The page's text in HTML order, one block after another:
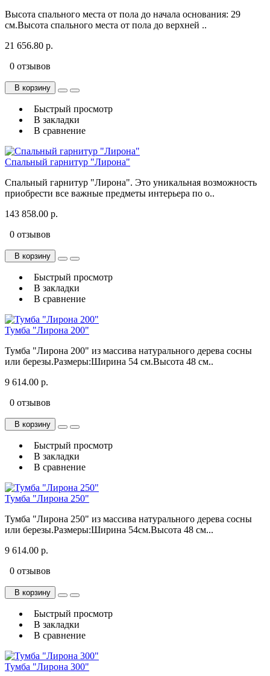
Высота спального места от пола до начала основания: 29
см.Высота спального места от пола до верхней ..
21 656.80 р.
0 отзывов
В корзину
Быстрый просмотр
В закладки
В сравнение
Спальный гарнитур "Лирона"
Спальный гарнитур "Лирона". Это уникальная возможность
приобрести все важные предметы интерьера по о..
143 858.00 р.
0 отзывов
В корзину
Быстрый просмотр
В закладки
В сравнение
Тумба "Лирона 200"
Тумба "Лирона 200" из массива натурального дерева сосны
или березы.Размеры:Ширина 54 см.Высота 48 см..
9 614.00 р.
0 отзывов
В корзину
Быстрый просмотр
В закладки
В сравнение
Тумба "Лирона 250"
Тумба "Лирона 250" из массива натурального дерева сосны
или березы.Размеры:Ширина 54см.Высота 48 см...
9 614.00 р.
0 отзывов
В корзину
Быстрый просмотр
В закладки
В сравнение
Тумба "Лирона 300"